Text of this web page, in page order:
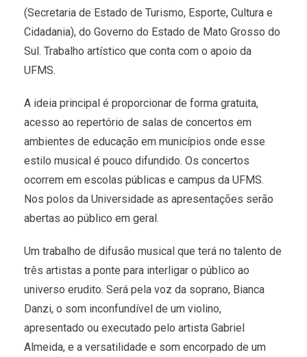
(Secretaria de Estado de Turismo, Esporte, Cultura e
Cidadania), do Governo do Estado de Mato Grosso do
Sul. Trabalho artístico que conta com o apoio da
UFMS.
A ideia principal é proporcionar de forma gratuita,
acesso ao repertório de salas de concertos em
ambientes de educação em municípios onde esse
estilo musical é pouco difundido. Os concertos
ocorrem em escolas públicas e campus da UFMS.
Nos polos da Universidade as apresentações serão
abertas ao público em geral.
Um trabalho de difusão musical que terá no talento de
três artistas a ponte para interligar o público ao
universo erudito. Será pela voz da soprano, Bianca
Danzi, o som inconfundível de um violino,
apresentado ou executado pelo artista Gabriel
Almeida, e a versatilidade e som encorpado de um